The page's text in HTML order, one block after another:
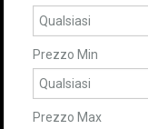
Prezzo Min
Prezzo Max